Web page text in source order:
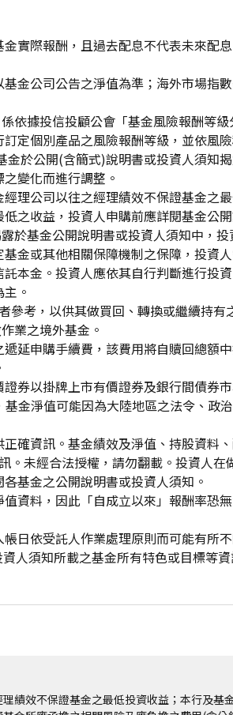
實際報酬，且過去配息不代表未來配
金公司公告之淨值為準；海外市場指
依據投信投顧公會「基金風險報酬等
定個別產品之風險報酬等級，並依風
金於公開(含簡式)說明書或投資人須知
變化而進行調整。
理公司以往之經理績效不保證基金之
之收益，投資人申購前應詳閱基金公開
於基金公開說明書或投資人須知中，
金或其他相關保障機制之保障，投資
本金。投資人應依其自行判斷進行投資
。
考，以供其做買回、轉換或繼續持有
業之境外基金。
延申購手續費，該費用將自贖回總額
券以掛牌上市有價證券及銀行間債券
金淨值可能因為大陸地區之法令、政
確資訊。基金績效及淨值、持股資料
未經合法授權，請勿翻載。投資人在
基金之公開說明書或投資人須知。
資料，因此「自成立以來」報酬率恐
日依受託人作業處理原則而可能有所不
人須知所載之基金所有特色或目標等
績效不保證基金之最低投資收益；本行及基